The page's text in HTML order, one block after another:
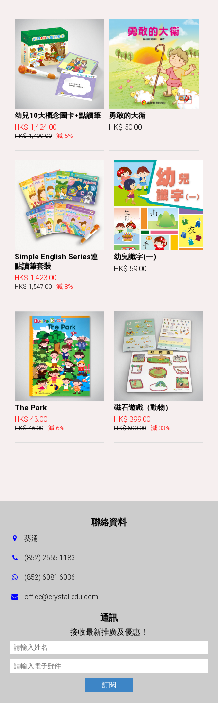
幼兒10大概念圖卡+點讀筆
HK$ 1,424.00
HK$ 1,499.00 減 5%
勇敢的大衛
HK$ 50.00
Simple English Series連
點讀筆套裝
HK$ 1,423.00
HK$ 1,547.00 減 8%
幼兒識字(一)
HK$ 59.00
The Park
HK$ 43.00
HK$ 46.00 減 6%
磁石遊戲（動物）
HK$ 399.00
HK$ 600.00 減 33%
聯絡資料
葵涌
(852) 2555 1183
(852) 6081 6036
office@crystal-edu.com
通訊
接收最新推廣及優惠！
訂閱